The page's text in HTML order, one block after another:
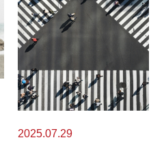
2025.07.29